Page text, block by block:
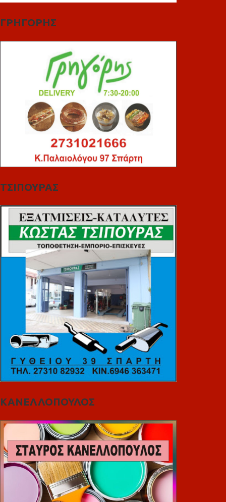
ΓΡΗΓΟΡΗΣ
ΤΣΙΠΟΥΡΑΣ
ΚΑΝΕΛΛΟΠΟΥΛΟΣ